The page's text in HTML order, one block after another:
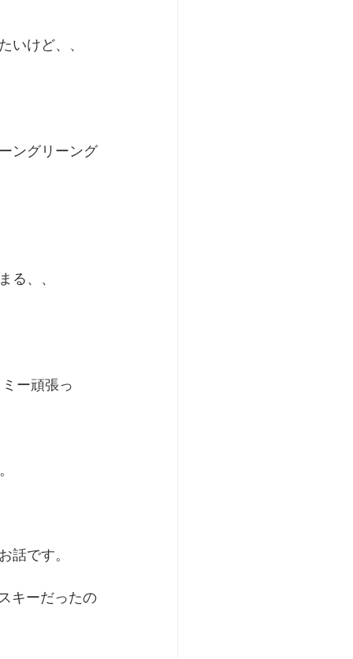
いけど、、
ングリーング
る、、
ー頑張っ
話です。
キーだったの